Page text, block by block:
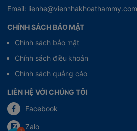
Email: lienhe@viennhakhoathammy.com
CHÍNH SÁCH BẢO MẬT
Chính sách bảo mật
Chính sách điều khoản
Chính sách quảng cáo
LIÊN HỆ VỚI CHÚNG TÔI
Facebook
Zalo